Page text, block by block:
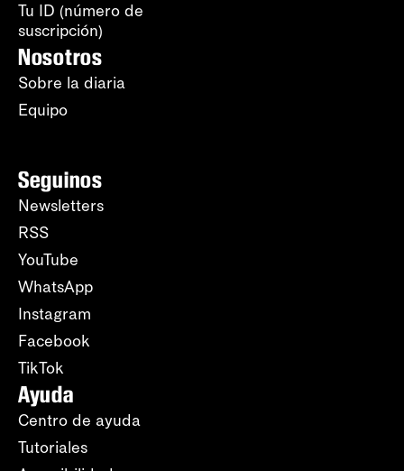
Tu ID (número de
suscripción)
Nosotros
Sobre la diaria
Equipo
Seguinos
Newsletters
RSS
YouTube
WhatsApp
Instagram
Facebook
TikTok
Ayuda
Centro de ayuda
Tutoriales